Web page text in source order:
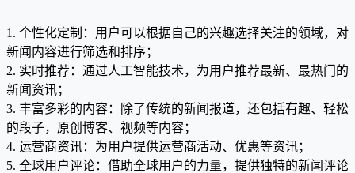
1. 个性化定制：用户可以根据自己的兴趣选择关注的领域，对
新闻内容进行筛选和排序；
2. 实时推荐：通过人工智能技术，为用户推荐最新、最热门的
新闻资讯；
3. 丰富多彩的内容：除了传统的新闻报道，还包括有趣、轻松
的段子，原创博客、视频等内容；
4. 运营商资讯：为用户提供运营商活动、优惠等资讯；
5. 全球用户评论：借助全球用户的力量，提供独特的新闻评论